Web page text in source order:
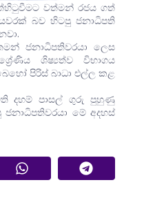
වත්මන් රජය ගත්
බව හිටපු ජනාධිපති
ජනාධිපතිවරයා ලෙස
ශිෂ්‍යත්ව විභාගය
පිරිස් බාධා එල්ල කළ
දහම් පාසල් ගුරු පුහුණු
මේ අදහස්